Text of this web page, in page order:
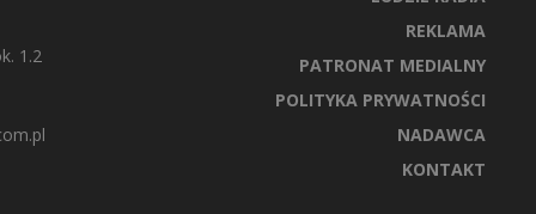
1.2
REKLAMA
PATRONAT MEDIALNY
POLITYKA PRYWATNOŚCI
NADAWCA
KONTAKT